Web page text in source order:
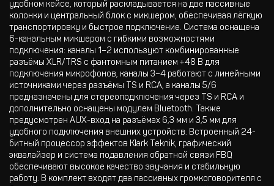
удобном кейсе, который раскладывается на две пассивные
колонки и центральный блок с микшером, обеспечивая лёгкую
транспортировку и быстрое подключение. Система оснащена
6-канальным микшером с гибкими возможностями
подключения: каналы 1–2 используют комбинированные
разъёмы XLR/TRS с фантомным питанием +48 В для
подключения микрофонов, каналы 3–4 работают с линейными
источниками через разъёмы TS и RCA, а каналы 5/6
предназначены для стереоподключения через TS и RCA и
дополнительно оснащены модулем Bluetooth. Также
предусмотрен AUX-вход на разъёмах 6,3 мм и 3,5 мм для
удобного подключения внешних устройств. Встроенный 24-
битный процессор эффектов Klark Teknik, графический
эквалайзер и система подавления обратной связи FBQ
обеспечивают высокое качество звучания и стабильную
работу. В комплект входят два пассивных громкоговорителя с